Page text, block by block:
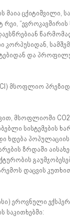
მაია ცქიტიშვილი,
რეი,
და
მსოფლიო
მსოფლიოში CO2-
სისტემების
ხდება
ზრდაში
დაცვის
ეროვნული
საკითხებში: